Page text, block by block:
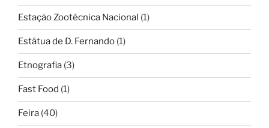
Estação Zootécnica Nacional (1)
Estátua de D. Fernando (1)
Etnografia (3)
Fast Food (1)
Feira (40)